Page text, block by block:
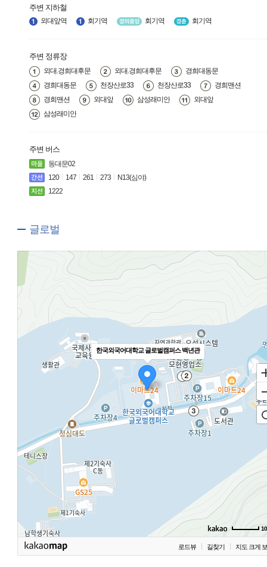
주변 지하철
외대앞역 회기역 회기역 회기역
주변 정류장
외대.경희대후문 외대.경희대후문
경희대동문
경희대동문
천장산로33 천장산로33
경희맨션
경희맨션
외대앞 삼성래미안
외대앞
삼성래미안
주변 버스
동대문02
120
147 261 273
N13(심야)
1222
글로벌
한국외국어대학교 글로벌캠퍼스 백년관
로드뷰 길찾기 지도 크게